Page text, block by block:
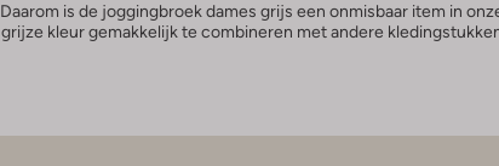
is de joggingbroek dames grijs een onmisbaar item in
kleur gemakkelijk te combineren met andere